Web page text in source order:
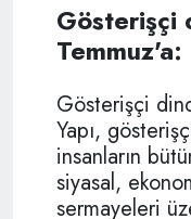
Gösterişçi
Temmuz'a:
Gösterişçi
Yapı,
insanların
siyasal,
sermayeleri